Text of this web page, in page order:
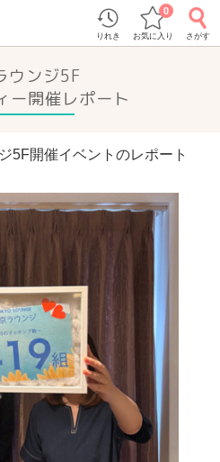
りれき お気に入り
0
さがす
ウンジ5F
ー開催レポート
5F開催イベントのレポート